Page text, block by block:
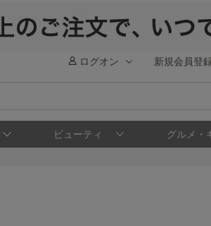
ログオン 新規会員登
ビューティ グルメ・